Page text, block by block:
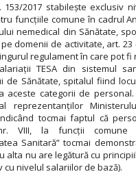
153/2017 stabilește exclusiv
funcțiile comune în cadrul
nemedical din Sănătate,
domenii de activitate, art.
regulament în care pot
TESA din sistemul
de Sănătate, spitalul fiind
aceste categorii de
reprezentanților
tocmai faptul că
VIII, la funcții comune
Sanitară” tocmai
alta nu are legătură cu
cu nivelul salariilor de bază).